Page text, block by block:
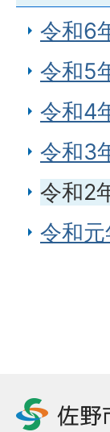
令和6
令和5
令和4
令和3
令和2
令和